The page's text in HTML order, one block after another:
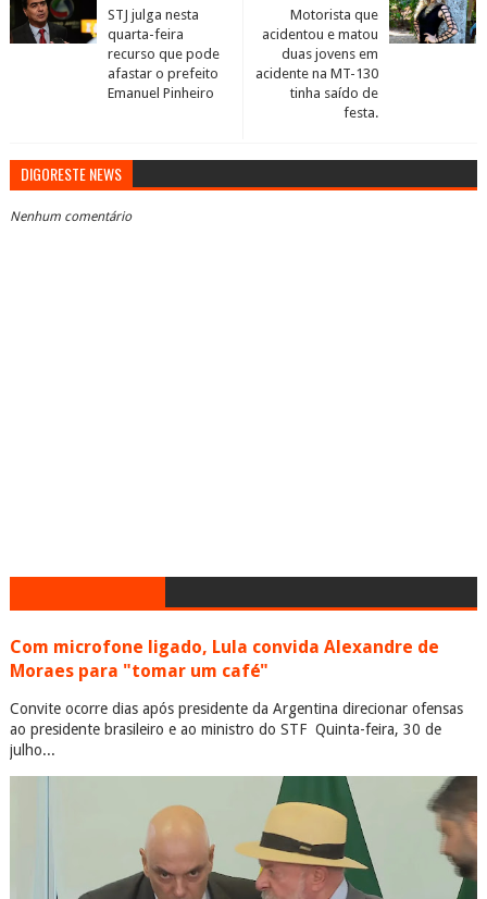
Motorista que
acidentou e matou
duas jovens em
acidente na MT-130
tinha saído de
festa.
STJ julga nesta
quarta-feira
recurso que pode
afastar o prefeito
Emanuel Pinheiro
DIGORESTE NEWS
Nenhum comentário
Com microfone ligado, Lula convida Alexandre de
Moraes para "tomar um café"
Convite ocorre dias após presidente da Argentina direcionar ofensas
ao presidente brasileiro e ao ministro do STF Quinta-feira, 30 de
julho...